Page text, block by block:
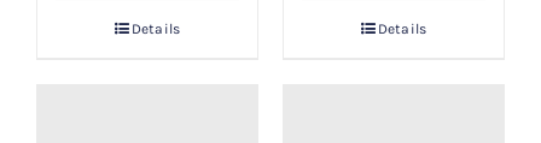
Details Details